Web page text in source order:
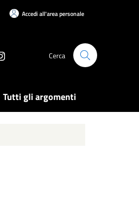
Accedi all'area personale
Cerca
Tutti gli argomenti